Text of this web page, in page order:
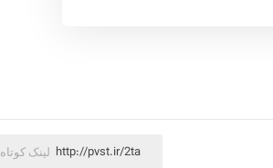
لینک کوتاه http://pvst.ir/2ta